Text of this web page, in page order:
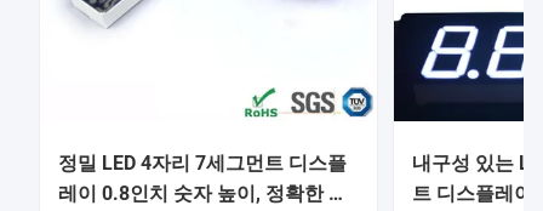
정밀 LED 4자리 7세그먼트 디스플
레이 0.8인치 숫자 높이, 정확한 디
내구성 있는
트 디스플레이